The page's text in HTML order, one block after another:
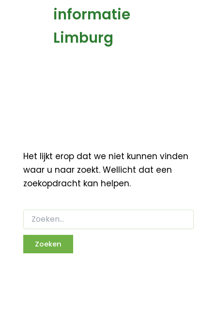
informatie
Limburg
Het lijkt erop dat we niet kunnen vinden
waar u naar zoekt. Wellicht dat een
zoekopdracht kan helpen.